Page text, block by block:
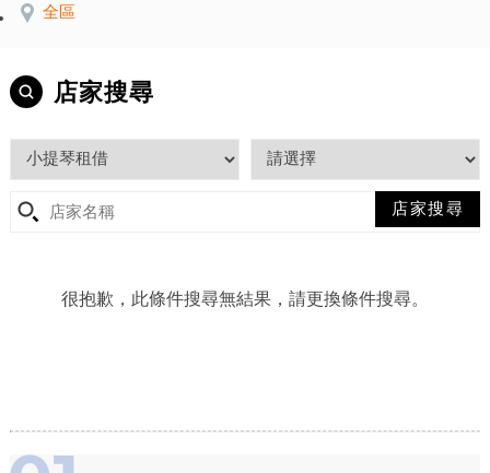
全區
店家搜尋
很抱歉，此條件搜尋無結果，請更換條件搜尋。